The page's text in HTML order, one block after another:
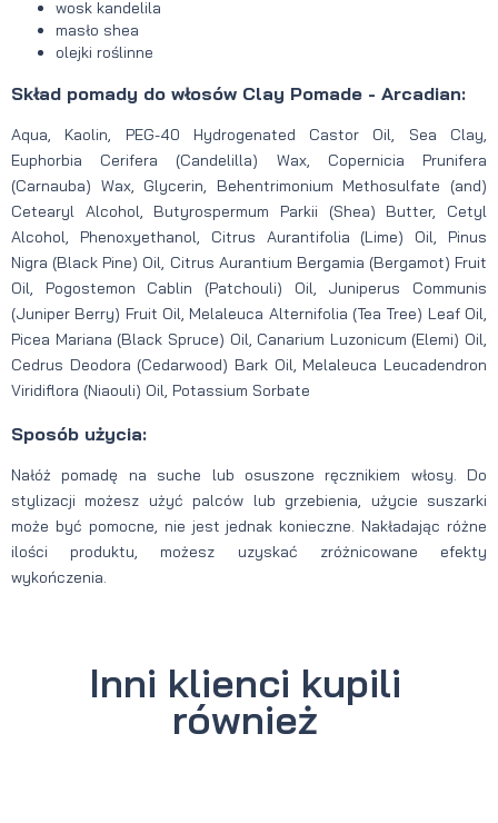
wosk kandelila
masło shea
olejki roślinne
Skład pomady do włosów Clay Pomade - Arcadian:
Aqua, Kaolin, PEG-40 Hydrogenated Castor Oil, Sea Clay,
Euphorbia Cerifera (Candelilla) Wax, Copernicia Prunifera
(Carnauba) Wax, Glycerin, Behentrimonium Methosulfate (and)
Cetearyl Alcohol, Butyrospermum Parkii (Shea) Butter, Cetyl
Alcohol, Phenoxyethanol, Citrus Aurantifolia (Lime) Oil, Pinus
Nigra (Black Pine) Oil, Citrus Aurantium Bergamia (Bergamot) Fruit
Oil, Pogostemon Cablin (Patchouli) Oil, Juniperus Communis
(Juniper Berry) Fruit Oil, Melaleuca Alternifolia (Tea Tree) Leaf Oil,
Picea Mariana (Black Spruce) Oil, Canarium Luzonicum (Elemi) Oil,
Cedrus Deodora (Cedarwood) Bark Oil, Melaleuca Leucadendron
Viridiflora (Niaouli) Oil, Potassium Sorbate
Sposób użycia:
Nałóż pomadę na suche lub osuszone ręcznikiem włosy. Do
stylizacji możesz użyć palców lub grzebienia, użycie suszarki
może być pomocne, nie jest jednak konieczne. Nakładając różne
ilości produktu, możesz uzyskać zróżnicowane efekty
wykończenia.
Inni klienci kupili
również